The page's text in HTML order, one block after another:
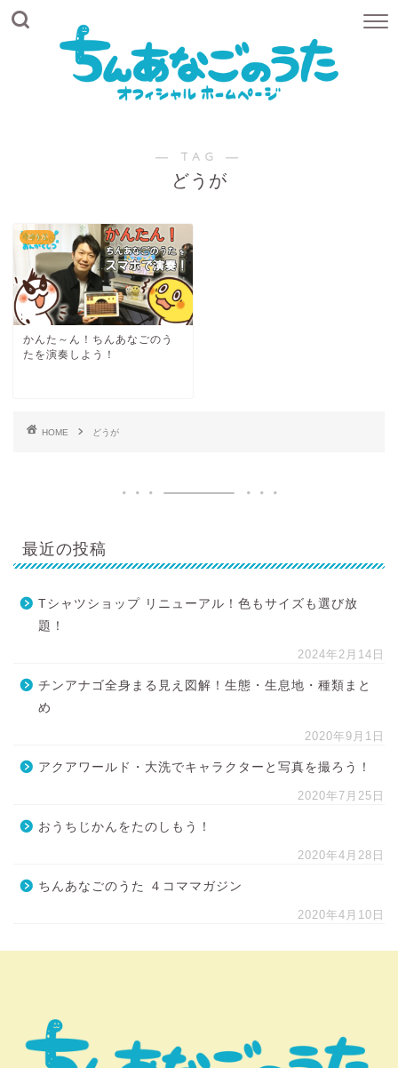
― TAG ―
どうが
どうが
かんた～ん！ちんあなごのう
たを演奏しよう！
HOME どうが
最近の投稿
Tシャツショップ リニューアル！色もサイズも選び放
題！
2024年2月14日
チンアナゴ全身まる見え図解！生態・生息地・種類まと
め
2020年9月1日
アクアワールド・大洗でキャラクターと写真を撮ろう！
2020年7月25日
おうちじかんをたのしもう！
2020年4月28日
ちんあなごのうた ４コママガジン
2020年4月10日